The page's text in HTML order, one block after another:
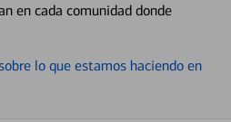
en cada comunidad donde
lo que estamos haciendo en